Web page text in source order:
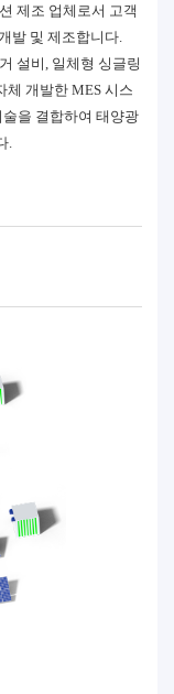
제조 업체로서 고객
발 및 제조합니다.
설비, 일체형 싱글링
체 개발한 MES 시스
을 결합하여 태양광
.